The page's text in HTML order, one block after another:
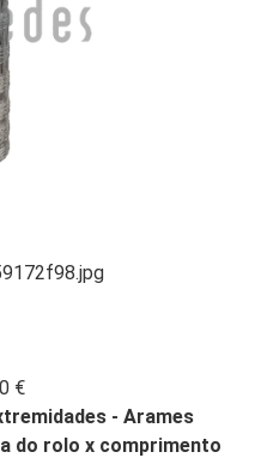
€
- Arames
do rolo x comprimento